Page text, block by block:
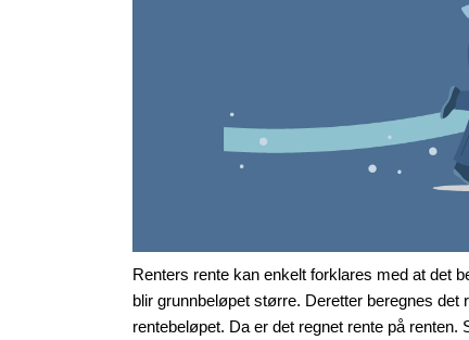
Renters rente kan enkelt forklares med at det
blir grunnbeløpet større. Deretter beregnes
rentebeløpet. Da er det regnet rente på